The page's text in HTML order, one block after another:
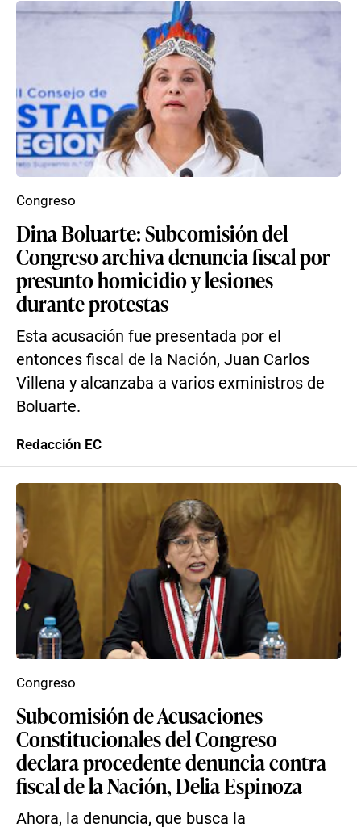
Dina Boluarte: Subcomisión del
Congreso archiva denuncia fiscal por
presunto homicidio y lesiones
durante protestas
Esta acusación fue presentada por el
entonces fiscal de la Nación, Juan Carlos
Villena y alcanzaba a varios exministros de
Boluarte.
Congreso
Redacción EC
Subcomisión de Acusaciones
Constitucionales del Congreso
declara procedente denuncia contra
fiscal de la Nación, Delia Espinoza
Ahora, la denuncia, que busca la
Congreso